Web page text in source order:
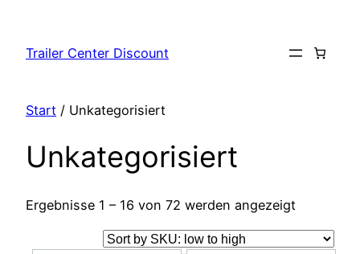
springen
Trailer Center Discount
Start / Unkategorisiert
Unkategorisiert
Ergebnisse 1 – 16 von 72 werden angezeigt